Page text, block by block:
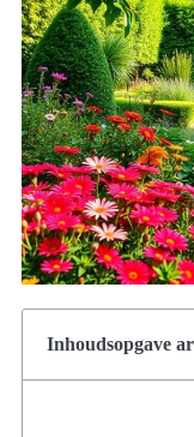
Inhoudsopgave